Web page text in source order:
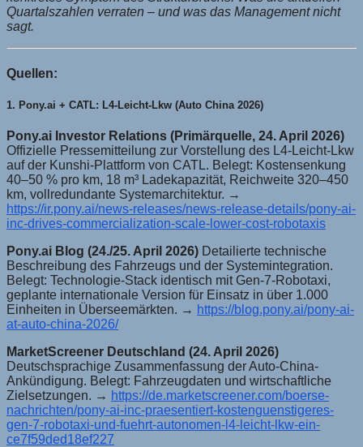
Quartalszahlen verraten – und was das Management nicht
sagt.
Quellen:
1. Pony.ai + CATL: L4-Leicht-Lkw (Auto China 2026)
Pony.ai Investor Relations (Primärquelle, 24. April 2026)
Offizielle Pressemitteilung zur Vorstellung des L4-Leicht-Lkw
auf der Kunshi-Plattform von CATL. Belegt: Kostensenkung
40–50 % pro km, 18 m³ Ladekapazität, Reichweite 320–450
km, vollredundante Systemarchitektur. →
https://ir.pony.ai/news-releases/news-release-details/pony-ai-
inc-drives-commercialization-scale-lower-cost-robotaxis
Pony.ai Blog (24./25. April 2026) Detailierte technische
Beschreibung des Fahrzeugs und der Systemintegration.
Belegt: Technologie-Stack identisch mit Gen-7-Robotaxi,
geplante internationale Version für Einsatz in über 1.000
Einheiten in Überseemärkten. → https://blog.pony.ai/pony-ai-
at-auto-china-2026/
MarketScreener Deutschland (24. April 2026)
Deutschsprachige Zusammenfassung der Auto-China-
Ankündigung. Belegt: Fahrzeugdaten und wirtschaftliche
Zielsetzungen. → https://de.marketscreener.com/boerse-
nachrichten/pony-ai-inc-praesentiert-kostenguenstigeres-
gen-7-robotaxi-und-fuehrt-autonomen-l4-leicht-lkw-ein-
ce7f59ded18ef227